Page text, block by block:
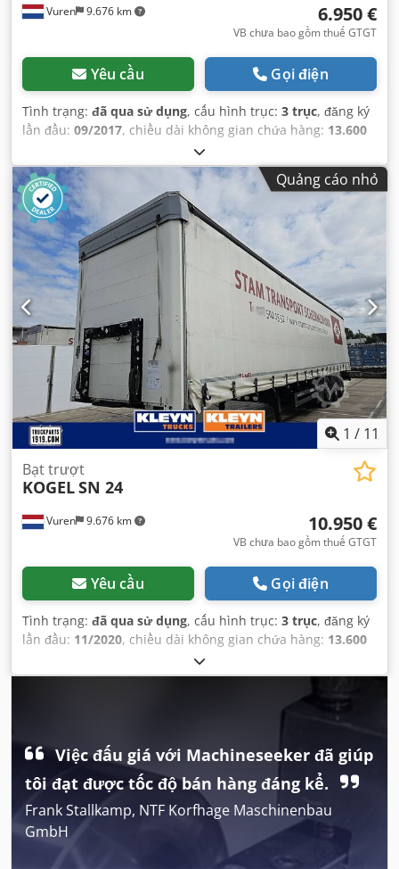
Vuren 9.676 km 6.950 €
VB chưa bao gồm thuế GTGT
Yêu cầu Gọi điện
Tình trạng: đã qua sử dụng, cấu hình trục: 3 trục, đăng ký
lần đầu: 09/2017, chiều dài không gian chứa hàng: 13.600
, chiều rộng khoang hàng:
khoang chứa hàng:2.700 mm, tổng chiều dài:13.900 mm,
tổng chiều rộng:
, tổng chiều cao:4.000 mm, hệ
thống treo:
không khí, kích thước lốp xe: 385/65R22,5
chiều dài cơ sở:9.010 mm, màu sắc: khác
, Năm sản xuất:
2017, Thiết bị:ABS,
Quảng cáo nhỏ
1 / 11
Vuren 9.676 km
Bạt trượt
KOGELSN 24
10.950 €
VB chưa bao gồm thuế GTGT
Yêu cầu Gọi điện
Tình trạng: đã qua sử dụng, cấu hình trục: 3 trục, đăng ký
lần đầu: 11/2020, chiều dài không gian chứa hàng: 13.600
, chiều rộng khoang hàng:
khoang chứa hàng:2.700 mm, tổng chiều dài:13.900 mm,
4.000 mm, hệ
385/65R22,5
2020, Thiết bị:ABS,
Việc đấu giá với Machineseeker đã giúp
tôi đạt được tốc độ bán hàng đáng kể.
Frank Stallkamp, NTF Korfhage Maschinenbau
GmbH